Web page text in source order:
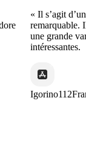
« Il s’agit d’une
remarquable. Il
une grande
intéressantes.
Igorino112France